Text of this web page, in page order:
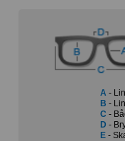
A -
B -
C -
D -
E-